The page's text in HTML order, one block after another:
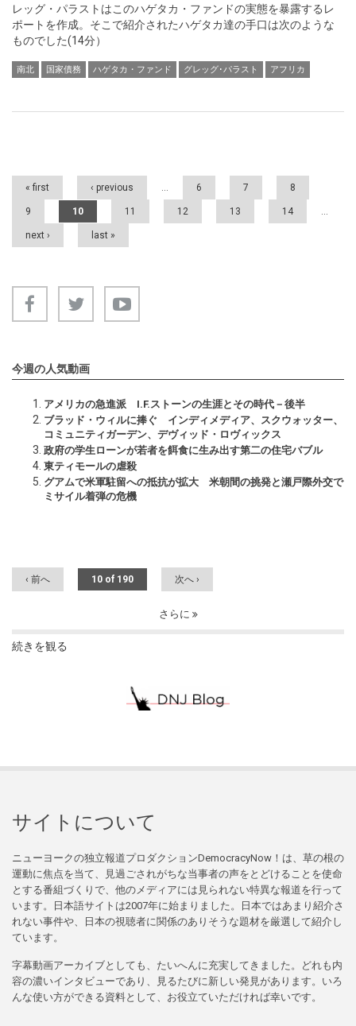
レッグ・パラストはこのハゲタカ・ファンドの実態を暴露するレ
ポートを作成。そこで紹介されたハゲタカ達の手口は次のような
ものでした(14分）
南北 国家債務 ハゲタカ・ファンド グレッグ･パラスト アフリカ
Pages
« first ‹ previous … 6 7 8
9 10 11 12 13 14 …
next › last »
今週の人気動画
アメリカの急進派 I.F.ストーンの生涯とその時代－後半
ブラッド・ウィルに捧ぐ インディメディア、スクウォッター、
コミュニティガーデン、デヴィッド・ロヴィックス
政府の学生ローンが若者を餌食に生み出す第二の住宅バブル
東ティモールの虐殺
グアムで米軍駐留への抵抗が拡大 米朝間の挑発と瀬戸際外交で
ミサイル着弾の危機
‹ 前へ 10 of 190 次へ ›
さらに
続きを観る
サイトについて
ニューヨークの独立報道プロダクションDemocracyNow！は、草の根の
運動に焦点を当て、見過ごされがちな当事者の声をとどけることを使命
とする番組づくりで、他のメディアには見られない特異な報道を行って
います。日本語サイトは2007年に始まりました。日本ではあまり紹介さ
れない事件や、日本の視聴者に関係のありそうな題材を厳選して紹介し
ています。
字幕動画アーカイブとしても、たいへんに充実してきました。どれも内
容の濃いインタビューであり、見るたびに新しい発見があります。いろ
んな使い方ができる資料として、お役立ていただければ幸いです。